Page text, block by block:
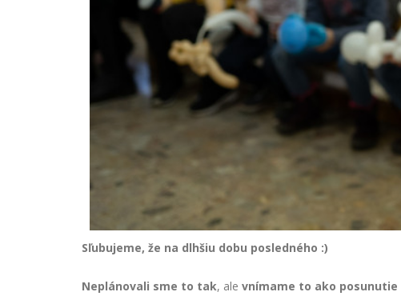
Sľubujeme, že na dlhšiu dobu posledného :)
Neplánovali sme to tak, ale vnímame to ako posunutie